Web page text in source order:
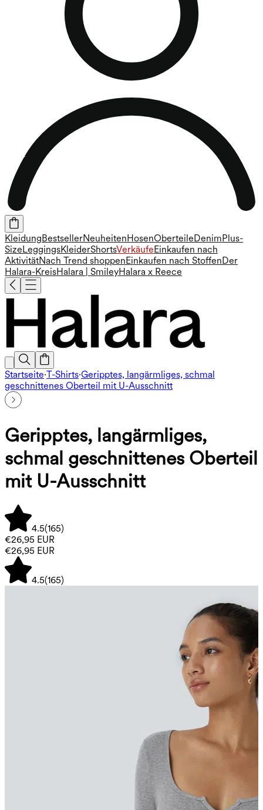
Kleidung BestsellerNeuheiten HosenOberteile Denim Plus-
Size LeggingsKleiderShortsVerkäufe Einkaufen nach
AktivitätNach Trend shoppen Einkaufen nach Stoffen Der
Halara-KreisHalara | SmileyHalara x Reece
Startseite·T-Shirts·Geripptes, langärmliges, schmal
geschnittenes Oberteil mit U-Ausschnitt
Geripptes, langärmliges,
schmal geschnittenes Oberteil
mit U-Ausschnitt
4.5(165)
€26,95 EUR
€26,95 EUR
4.5(165)